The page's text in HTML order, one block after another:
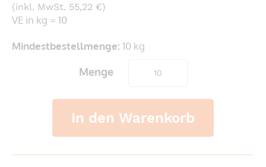
(inkl. MwSt. 55,22 €)
VE in kg = 10
Mindestbestellmenge: 10 kg
Menge
In den Warenkorb